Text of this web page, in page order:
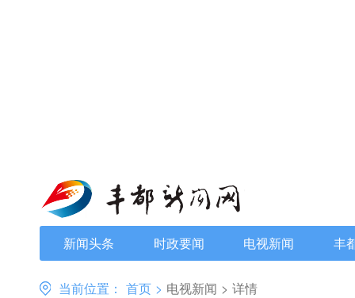
新闻头条 时政要闻 电视新闻 丰
当前位置： 首页 > 电视新闻 > 详情